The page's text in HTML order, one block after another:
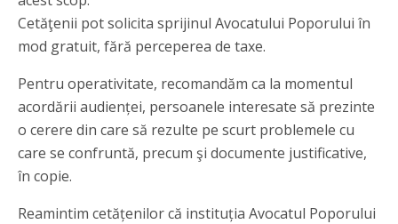
Cetăţenii pot solicita sprijinul Avocatului Poporului în
mod gratuit, fără perceperea de taxe.
Pentru operativitate, recomandăm ca la momentul
acordării audienței, persoanele interesate să prezinte
o cerere din care să rezulte pe scurt problemele cu
care se confruntă, precum şi documente justificative,
în copie.
Reamintim cetățenilor că instituția Avocatul Poporului